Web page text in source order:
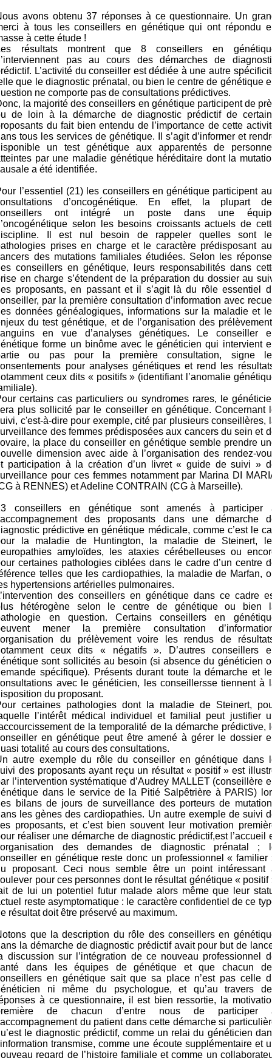
avons obtenu 37 réponses à ce questionnaire. Un
à tous les conseillers en génétique qui ont répondu
à cette étude !
résultats montrent que 8 conseillers en
pas au cours des démarches de
L’activité du conseiller est dédiée à une autre
que le diagnostic prénatal, ou bien le centre de génétique
ne comporte pas de consultations prédictives.
la majorité des conseillers en génétique participent de
de loin à la démarche de diagnostic prédictif de
du fait bien entendu de l’importance de cette
tous les services de génétique. Il s’agit d’informer et
un test génétique aux apparentés de
par une maladie génétique héréditaire dont la
a été identifiée.
l’essentiel (21) les conseillers en génétique participent
d’oncogénétique. En effet, la plupart
ont intégré un poste dans une
selon les besoins croissants actuels de
Il est nul besoin de rappeler quelles sont
prises en charge et le caractère prédisposant
des mutations familiales étudiées. Selon les
conseillers en génétique, leurs responsabilités dans
en charge s’étendent de la préparation du dossier au
proposants, en passant et il s’agit là du rôle essentiel
par la première consultation d’information avec
données généalogiques, informations sur la maladie et
du test génétique, et de l’organisation des
en vue d’analyses génétiques. Le conseiller
forme un binôme avec le généticien qui intervient
ou pas pour la première consultation, signe
pour analyses génétiques et rend les
ceux dits « positifs » (identifiant l’anomalie
certains cas particuliers ou syndromes rares, le
plus sollicité par le conseiller en génétique. Concernant
c'est-à-dire pour exemple, cité par plusieurs conseillères,
des femmes prédisposées aux cancers du sein et
la place du conseiller en génétique semble prendre
dimension avec aide à l’organisation des rendez-
participation à la création d’un livret « guide de suivi »
pour ces femmes notamment par Marina DI
à RENNES) et Adeline CONTRAIN (CG à Marseille).
conseillers en génétique sont amenés à participer
des proposants dans une démarche
prédictive en génétique médicale, comme c’est le
la maladie de Huntington, la maladie de Steinert,
amyloïdes, les ataxies cérébelleuses ou
certaines pathologies ciblées dans le cadre d’un centre
telles que les cardiopathies, la maladie de Marfan,
hypertensions artérielles pulmonaires.
des conseillers en génétique dans ce cadre
hétérogène selon le centre de génétique ou bien
en question. Certains conseillers en
mener la première consultation
du prélèvement voire les rendus de
ceux dits « négatifs ». D’autres conseillers
sont sollicités au besoin (si absence du généticien
spécifique). Présents durant toute la démarche et
avec le généticien, les conseillersse tiennent à
du proposant.
certaines pathologies dont la maladie de Steinert,
l’intérêt médical individuel et familial peut justifier
de la temporalité de la démarche prédictive,
en génétique peut être amené à gérer le dossier
totalité au cours des consultations.
autre exemple du rôle du conseiller en génétique dans
des proposants ayant reçu un résultat « positif » est
l’intervention systématique d’Audrey MALLET (conseillère
dans le service de la Pitié Salpêtrière à PARIS)
bilans de jours de surveillance des porteurs de
les gènes des cardiopathies. Un autre exemple de suivi
proposants, et c’est bien souvent leur motivation
réaliser une démarche de diagnostic prédictif,est l’accueil
des demandes de diagnostic prénatal ;
en génétique reste donc un professionnel « familier
proposant. Ceci nous semble être un point intéressant
pour ces personnes dont le résultat génétique « positif
de lui un potentiel futur malade alors même que leur
reste asymptomatique : le caractère confidentiel de ce
résultat doit être préservé au maximum.
que la description du rôle des conseillers en
la démarche de diagnostic prédictif avait pour but de
discussion sur l’intégration de ce nouveau professionnel
dans les équipes de génétique et que chacun
en génétique sait que sa place n’est pas celle
ni même du psychologue, et qu’au travers
à ce questionnaire, il est bien ressortie, la
de chacun d’entre nous de participer
du patient dans cette démarche si
le diagnostic prédictif, comme un relai du généticien
transmise, comme une écoute supplémentaire et
regard de l’histoire familiale et comme un